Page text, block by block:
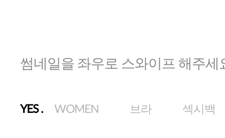
썸네일을 좌우로 스와이프 해주세
YES. WOMEN 브라 섹시백